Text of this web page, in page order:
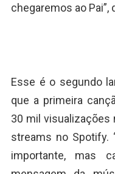
chegaremos ao Pai”,
Esse é o segundo
que a primeira
30 mil visualizações
streams no Spotify.
importante, mas